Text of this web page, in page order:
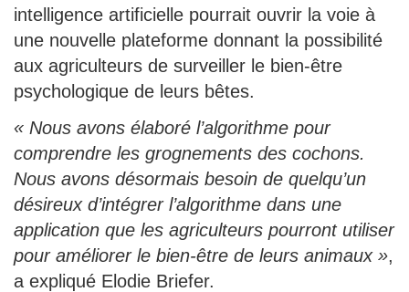
intelligence artificielle pourrait ouvrir la voie à
une nouvelle plateforme donnant la possibilité
aux agriculteurs de surveiller le bien-être
psychologique de leurs bêtes.
« Nous avons élaboré l’algorithme pour
comprendre les grognements des cochons.
Nous avons désormais besoin de quelqu’un
désireux d’intégrer l’algorithme dans une
application que les agriculteurs pourront utiliser
pour améliorer le bien-être de leurs animaux »,
a expliqué Elodie Briefer.